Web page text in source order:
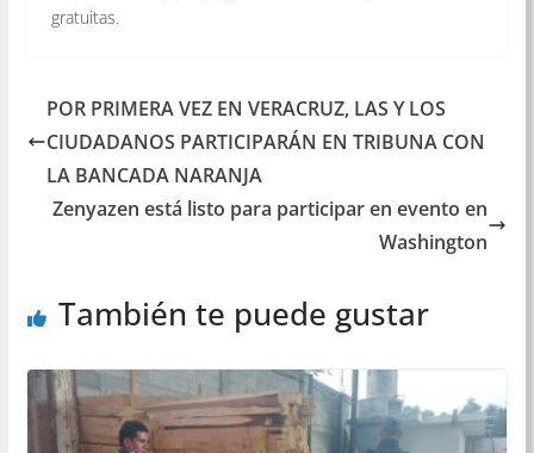
gratuitas.
POR PRIMERA VEZ EN VERACRUZ, LAS Y LOS
CIUDADANOS PARTICIPARÁN EN TRIBUNA CON
LA BANCADA NARANJA
Zenyazen está listo para participar en evento en
Washington
También te puede gustar